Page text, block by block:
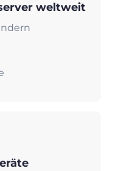
weltweit